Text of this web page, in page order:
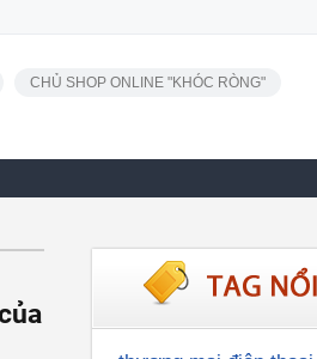
CHỦ SHOP ONLINE "KHÓC RÒNG"